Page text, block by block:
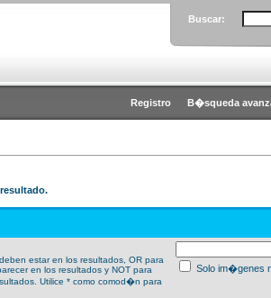
Buscar:
Registro B�squeda
estar en los resultados, OR para
en los resultados y NOT para
Utilice * como comod�n para
Solo im�genes